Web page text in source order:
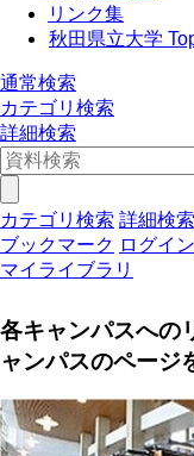
リンク集
秋田県立大学
通常検索
カテゴリ検索
詳細検索
カテゴリ検索 詳細検索
ブックマーク ログイン
マイライブラリ
各キャンパスへの
ャンパスのページ